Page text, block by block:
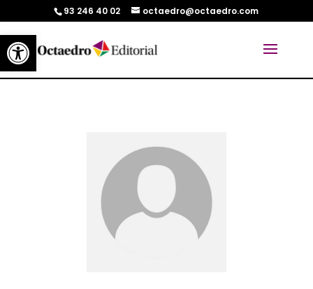
Abrir barra de herramientas
93 246 40 02 octaedro@octaedro.com